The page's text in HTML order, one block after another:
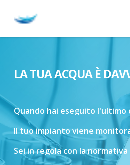
LA TUA ACQUA È
Quando hai eseguito l'ultimo
Il tuoimpianto viene
Seiinregola con lanormativa